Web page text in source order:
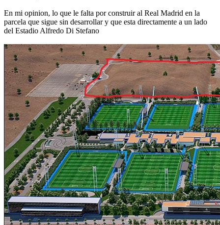
En mi opinion, lo que le falta por construir al Real Madrid en la
parcela que sigue sin desarrollar y que esta directamente a un lado
del Estadio Alfredo Di Stefano